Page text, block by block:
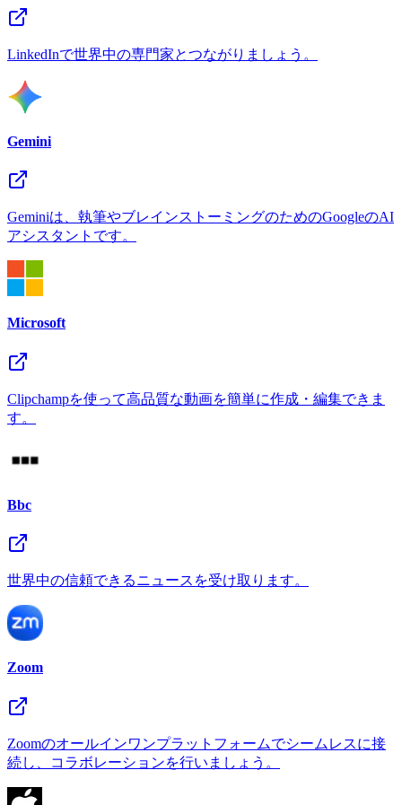
LinkedInで世界中の専門家とつながりましょう。
Gemini
Geminiは、執筆やブレインストーミングのためのGoogleのAI
アシスタントです。
Microsoft
Clipchampを使って高品質な動画を簡単に作成・編集できま
す。
Bbc
世界中の信頼できるニュースを受け取ります。
Zoom
Zoomのオールインワンプラットフォームでシームレスに接
続し、コラボレーションを行いましょう。